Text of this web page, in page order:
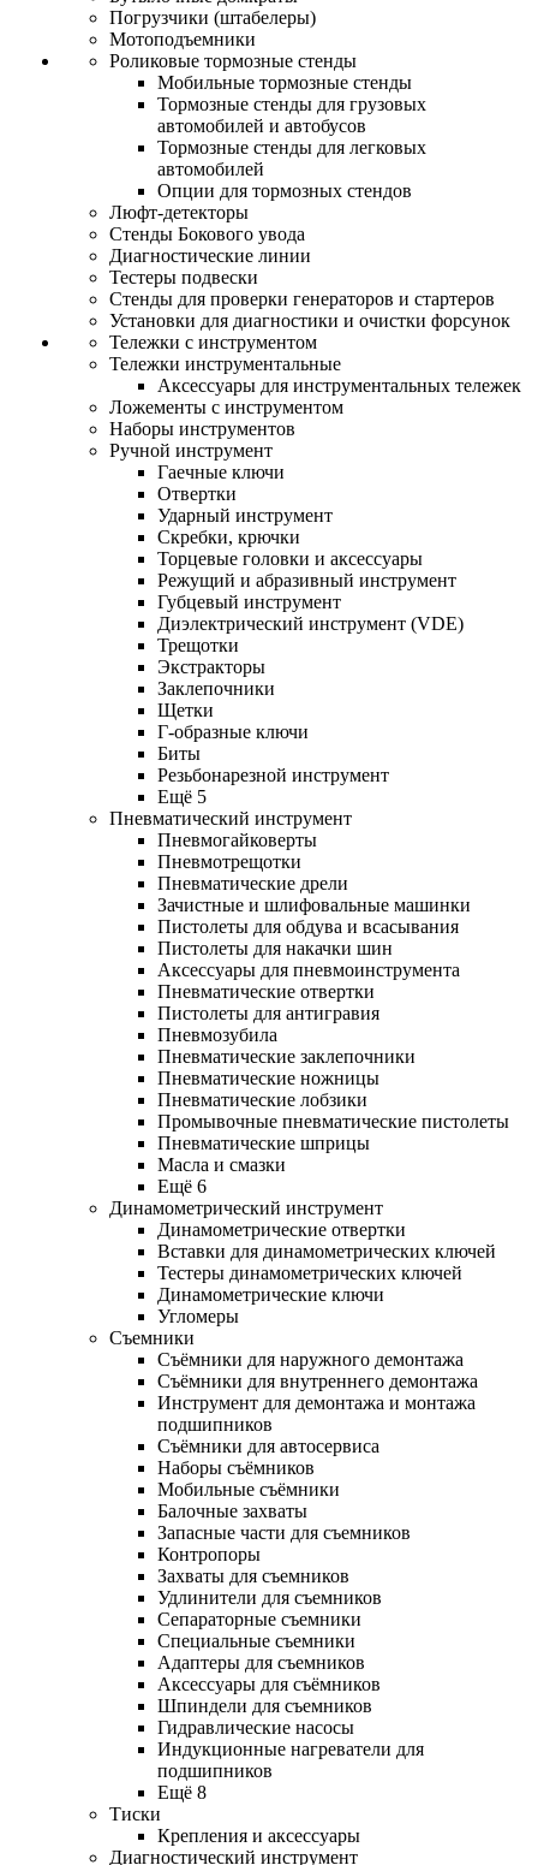
Погрузчики (штабелеры)
Мотоподъемники
Роликовые тормозные стенды
Мобильные тормозные стенды
Тормозные стенды для грузовых
автомобилей и автобусов
Тормозные стенды для легковых
автомобилей
Опции для тормозных стендов
Люфт-детекторы
Стенды Бокового увода
Диагностические линии
Тестеры подвески
Стенды для проверки генераторов и стартеров
Установки для диагностики и очистки форсунок
Тележки с инструментом
Тележки инструментальные
Аксессуары для инструментальных тележек
Ложементы с инструментом
Наборы инструментов
Ручной инструмент
Гаечные ключи
Отвертки
Ударный инструмент
Скребки, крючки
Торцевые головки и аксессуары
Режущий и абразивный инструмент
Губцевый инструмент
Диэлектрический инструмент (VDE)
Трещотки
Экстракторы
Заклепочники
Щетки
Г-образные ключи
Биты
Резьбонарезной инструмент
Ещё 5
Пневматический инструмент
Пневмогайковерты
Пневмотрещотки
Пневматические дрели
Зачистные и шлифовальные машинки
Пистолеты для обдува и всасывания
Пистолеты для накачки шин
Аксессуары для пневмоинструмента
Пневматические отвертки
Пистолеты для антигравия
Пневмозубила
Пневматические заклепочники
Пневматические ножницы
Пневматические лобзики
Промывочные пневматические пистолеты
Пневматические шприцы
Масла и смазки
Ещё 6
Динамометрический инструмент
Динамометрические отвертки
Вставки для динамометрических ключей
Тестеры динамометрических ключей
Динамометрические ключи
Угломеры
Съемники
Съёмники для наружного демонтажа
Съёмники для внутреннего демонтажа
Инструмент для демонтажа и монтажа
подшипников
Съёмники для автосервиса
Наборы съёмников
Мобильные съёмники
Балочные захваты
Запасные части для съемников
Контропоры
Захваты для съемников
Удлинители для съемников
Сепараторные съемники
Специальные съемники
Адаптеры для съемников
Аксессуары для съёмников
Шпиндели для съемников
Гидравлические насосы
Индукционные нагреватели для
подшипников
Ещё 8
Тиски
Крепления и аксессуары
Диагностический инструмент